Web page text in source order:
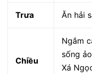
Trưa Ăn hải
Chiều
Ngắm
sống
Xá